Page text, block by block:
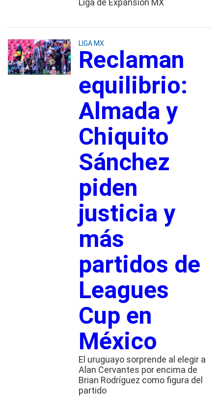
Liga de Expansión MX
LIGA MX
Reclaman
equilibrio:
Almada y
Chiquito
Sánchez
piden
justicia y
más
partidos de
Leagues
Cup en
México
El uruguayo sorprende al elegir a
Alan Cervantes por encima de
Brian Rodríguez como figura del
partido